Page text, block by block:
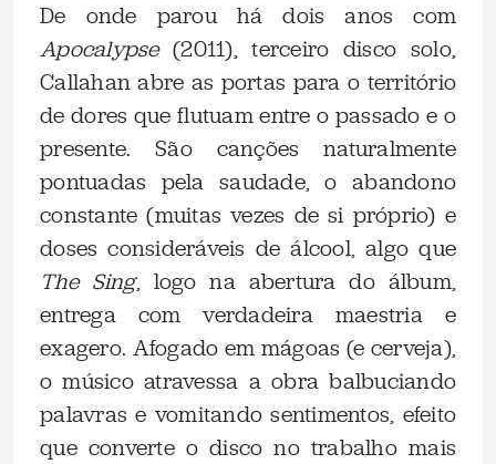
De onde parou há dois anos com
Apocalypse(2011), terceiro disco solo,
Callahan abre as portas para o território
de dores que flutuam entre o passado e o
presente. São canções naturalmente
pontuadas pela saudade, o abandono
constante (muitas vezes de si próprio) e
doses consideráveis de álcool, algo que
The Sing, logo na abertura do álbum,
entrega com verdadeira maestria e
exagero. Afogado em mágoas (e cerveja),
o músico atravessa a obra balbuciando
palavras e vomitando sentimentos, efeito
que converte o disco no trabalho mais